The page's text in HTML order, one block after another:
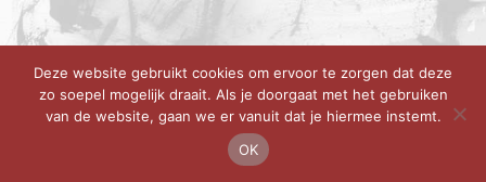
Deze website gebruikt cookies om ervoor te zorgen dat deze
zo soepel mogelijk draait. Als je doorgaat met het gebruiken
van de website, gaan we er vanuit dat je hiermee instemt.
OK